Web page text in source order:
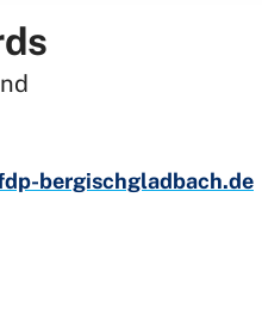
bergischgladbach.de